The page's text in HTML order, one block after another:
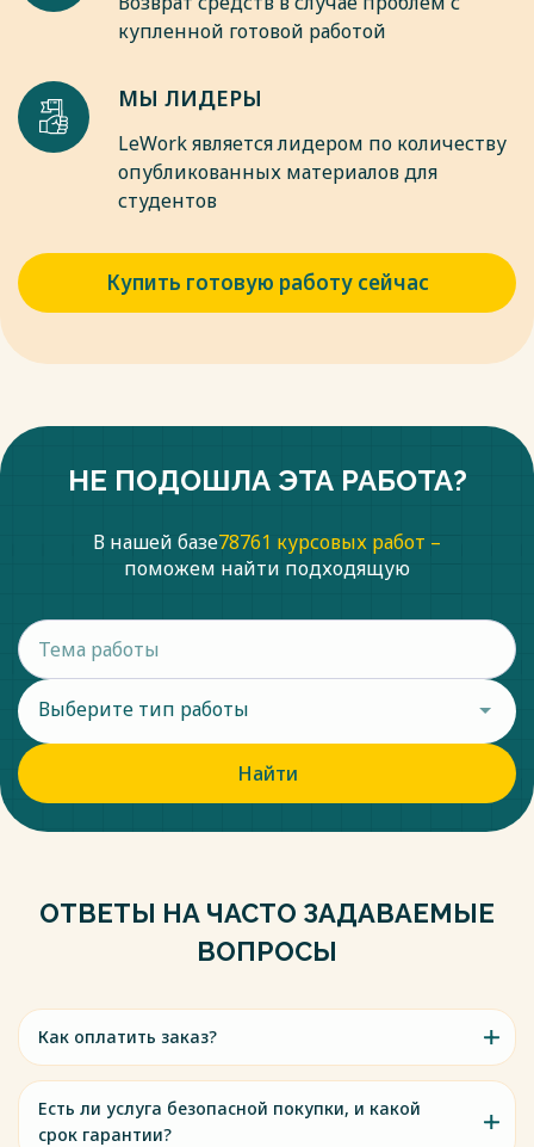
7. — URL: https://book.ru/book/950451 (дата обращения:
23.05.2024). — Текст : электронный.
купленной готовой работой
МЫ ЛИДЕРЫ
LeWork является лидером по количеству
опубликованных материалов для
студентов
Купить готовую работу сейчас
НЕ ПОДОШЛА ЭТА РАБОТА?
В нашей базе78761 курсовых работ –
поможем найти подходящую
Выберите тип работы
Найти
ОТВЕТЫ НА ЧАСТО ЗАДАВАЕМЫЕ
ВОПРОСЫ
Как оплатить заказ?
Есть ли услуга безопасной покупки, и какой
срок гарантии?